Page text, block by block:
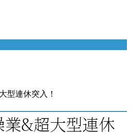
型連休突入！
&超大型連休